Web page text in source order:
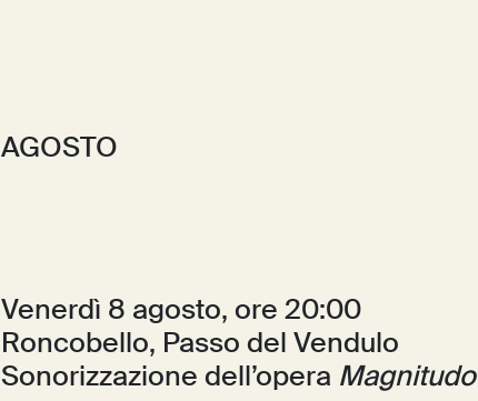
AGOSTO
Venerdì 8 agosto, ore 20:00
Roncobello, Passo del Vendulo
Sonorizzazione dell’opera Magnitudo